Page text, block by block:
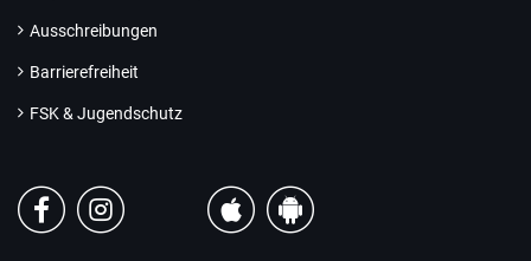
Ausschreibungen
Barrierefreiheit
FSK & Jugendschutz